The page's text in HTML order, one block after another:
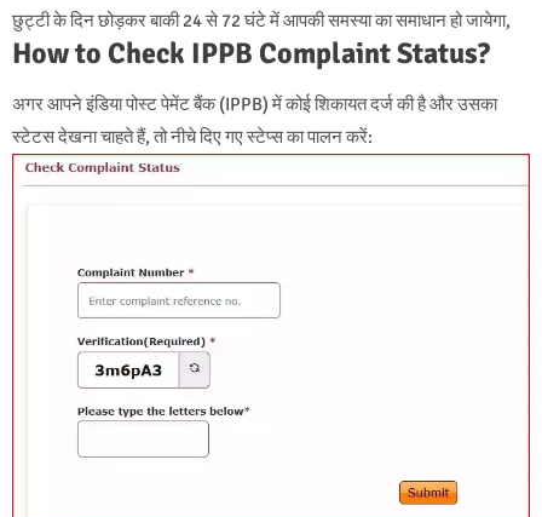
छुट्टी के दिन छोड़कर बाकी 24 से 72 घंटे में आपकी समस्या का समाधान हो जायेगा,
How to Check IPPB Complaint Status?
अगर आपने इंडिया पोस्ट पेमेंट बैंक (IPPB) में कोई शिकायत दर्ज की है और उसका
स्टेटस देखना चाहते हैं, तो नीचे दिए गए स्टेप्स का पालन करें: